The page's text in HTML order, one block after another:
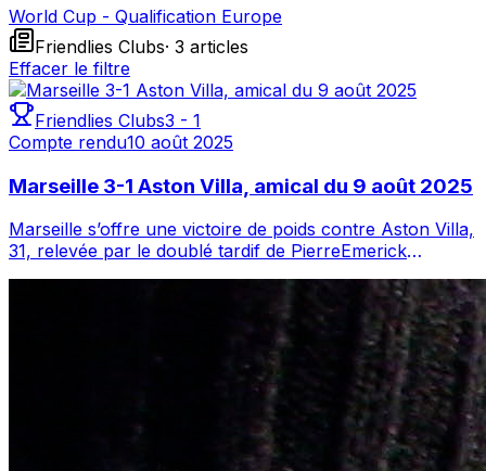
World Cup - Qualification Europe
Friendlies Clubs· 3 articles
Effacer le filtre
Friendlies Clubs3 - 1
Compte rendu10 août 2025
Marseille 3-1 Aston Villa, amical du 9 août 2025
Marseille s’offre une victoire de poids contre Aston Villa,
31, relevée par le doublé tardif de PierreEmerick